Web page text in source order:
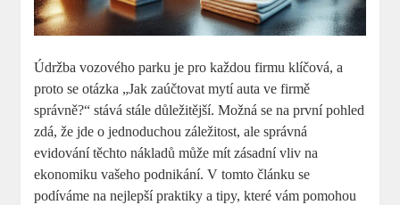
Údržba vozového parku je pro každou firmu klíčová, a
proto se otázka „Jak zaúčtovat mytí auta ve firmě
správně?“ stává stále důležitější. Možná se na první pohled
zdá, že jde o jednoduchou záležitost, ale správná
evidování těchto nákladů může mít zásadní vliv na
ekonomiku vašeho podnikání. V tomto článku se
podíváme na nejlepší praktiky a tipy, které vám pomohou